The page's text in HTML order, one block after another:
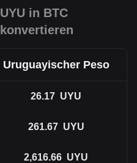
UYU in BTC
konvertieren
Uruguayischer Peso
26.17 UYU
261.67 UYU
2,616.66 UYU